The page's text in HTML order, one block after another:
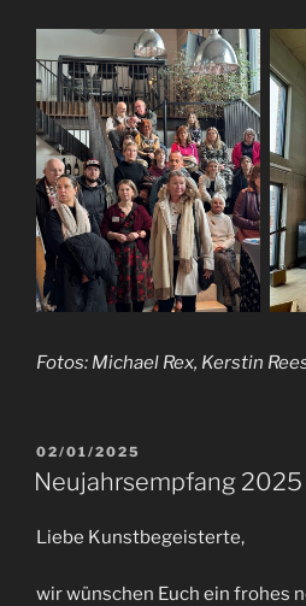
Fotos: Michael Rex, Kerstin
VERÖFFENTLICHT
AM
02/01/2025
Neujahrsempfang 2025
Liebe Kunstbegeisterte,
wir wünschen Euch ein frohes